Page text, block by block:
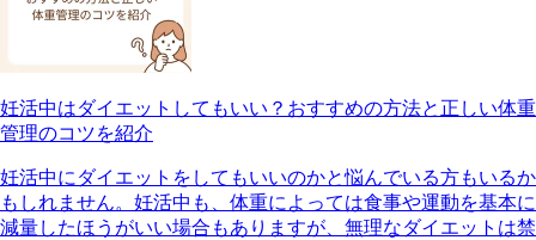
妊活中はダイエットしてもいい？おすすめの方法と正しい体重
管理のコツを紹介
妊活中にダイエットをしてもいいのかと悩んでいる方もいるか
もしれません。妊活中も、体重によっては食事や運動を基本に
減量したほうがいい場合もありますが、無理なダイエットは禁